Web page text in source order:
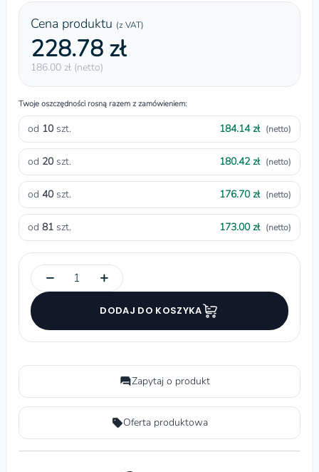
Cena produktu (z VAT)
228.78 zł
186.00 zł (netto)
Twoje oszczędności rosną razem z zamówieniem:
od 10szt. 184.14 zł (netto)
od 20szt. 180.42 zł (netto)
od 40szt. 176.70 zł (netto)
od 81 szt. 173.00 zł (netto)
− +
DODAJ DO KOSZYKA
Zapytaj o produkt
Oferta produktowa